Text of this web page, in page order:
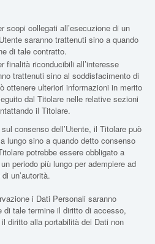
scopi collegati all’esecuzione di un
saranno trattenuti sino a quando
di tale contratto.
finalità riconducibili all’interesse
trattenuti sino al soddisfacimento di
ottenere ulteriori informazioni in merito
dal Titolare nelle relative sezioni
il Titolare.
consenso dell’Utente, il Titolare può
lungo sino a quando detto consenso
potrebbe essere obbligato a
periodo più lungo per adempiere ad
un’autorità.
i Dati Personali saranno
tale termine il diritto di accesso,
diritto alla portabilità dei Dati non